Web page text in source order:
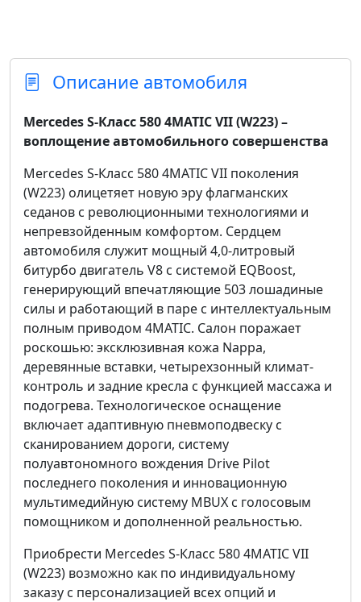
Описание автомобиля
Mercedes S-Класс 580 4MATIC VII (W223) –
воплощение автомобильного совершенства
Mercedes S-Класс 580 4MATIC VII поколения
(W223) олицетяет новую эру флагманских
седанов с революционными технологиями и
непревзойденным комфортом. Сердцем
автомобиля служит мощный 4,0-литровый
битурбо двигатель V8 с системой EQBoost,
генерирующий впечатляющие 503 лошадиные
силы и работающий в паре с интеллектуальным
полным приводом 4MATIC. Салон поражает
роскошью: эксклюзивная кожа Nappa,
деревянные вставки, четырехзонный климат-
контроль и задние кресла с функцией массажа и
подогрева. Технологическое оснащение
включает адаптивную пневмоподвеску с
сканированием дороги, систему
полуавтономного вождения Drive Pilot
последнего поколения и инновационную
мультимедийную систему MBUX с голосовым
помощником и дополненной реальностью.
Приобрести Mercedes S-Класс 580 4MATIC VII
(W223) возможно как по индивидуальному
заказу с персонализацией всех опций и